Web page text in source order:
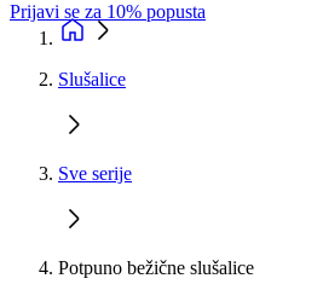
Prijavi se za 10% popusta
Slušalice
Sve serije
Potpuno bežične slušalice